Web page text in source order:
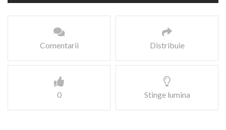
Comentarii Distribuie
0 Stinge lumina